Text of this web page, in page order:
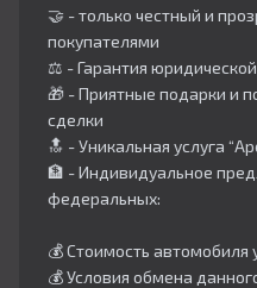
🤝 - только честный и
покупателями
⚖️ - Гарантия
🎁 - Приятные подарки и
сделки
🔝 - Уникальная услуга
🏦 - Индивидуальное
федеральных:
💰 Стоимость автомобиля
💰 Условия обмена